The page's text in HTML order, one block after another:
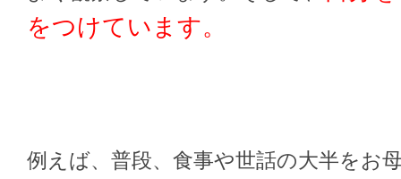
をつけています。
例えば、普段、食事や世話の大半をお